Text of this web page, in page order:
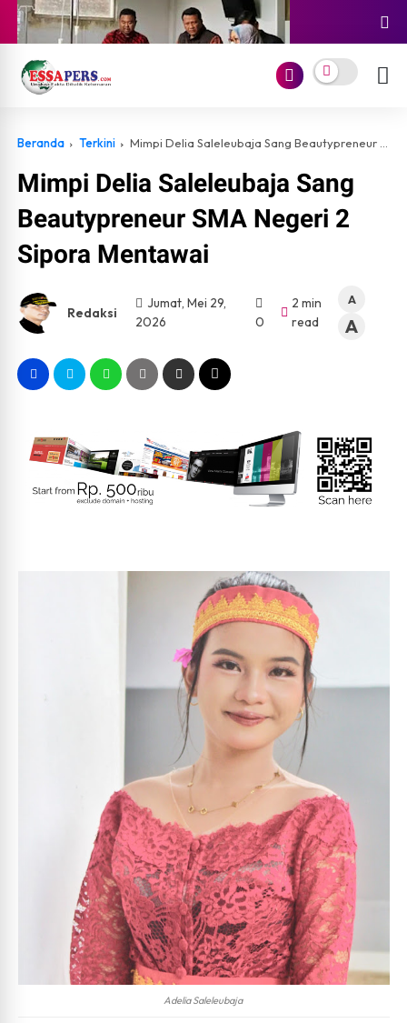
72 Siswa Keracunan, Program Makan Gratis Berujung
Petaka? DPR Minta SPPG Ditutup Tanpa Ampun!
Jakarta, essapers.com – Komisi IX DPR RI mendesak
Badan Gizi Nasional (BGN) untuk menutup permanen
Satuan Pelayanan Pemenuhan Gizi (SPP...
Dedikasi untuk Pers dan Komunikasi Publik, Ketua PWI
Sumbar Terima PIN Emas Kota Padang
PADANG, essapers.com – Ketua Persatuan Wartawan
Deru Mesin di Tengah Hujan, Polres Pasaman Barat
Galang Donasi Korban Bencana Lewat Ajang Motocross
Pasaman Barat, essapers.co m – Aksi kepedulian
terhadap korban bencana alam di Pasaman Barat
diwujudkan dengan cara berbeda oleh Polres Pasa...
Beranda Terkini Mimpi Delia Saleleubaja Sang Beautypreneur SMA Negeri 2 Sipora Mentawai
Mimpi Delia Saleleubaja Sang
Beautypreneur SMA Negeri 2
Sipora Mentawai
Redaksi
Jumat, Mei 29,
2026
0
2 min
read
A
A
Adelia Saleleubaja